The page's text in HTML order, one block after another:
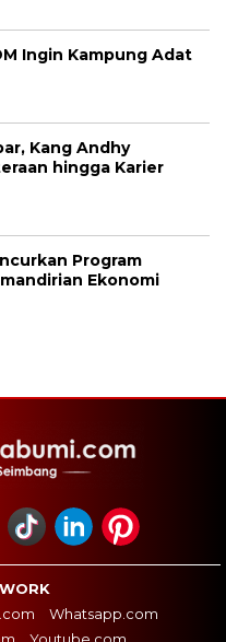
Ingin Kampung Adat
Kang Andhy
hingga Karier
Program
Ekonomi
Whatsapp.com
Youtube.com